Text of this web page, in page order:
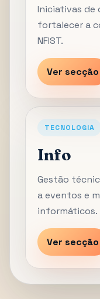
Iniciativas de
fortalecer a
NFIST.
Ver secção
TECNOLOGIA
Info
Gestão
a eventos e
informáticos.
Ver secção